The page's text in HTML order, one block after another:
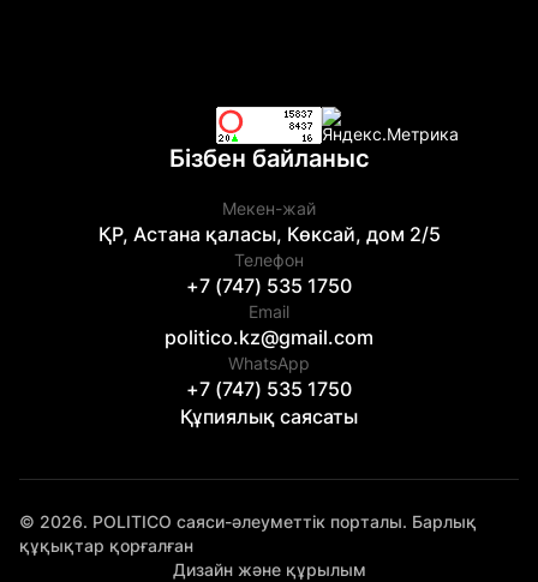
Бізбен байланыс
Мекен-жай
ҚР, Астана қаласы, Көксай, дом 2/5
Телефон
+7 (747) 535 1750
Email
politico.kz@gmail.com
WhatsApp
+7 (747) 535 1750
Құпиялық саясаты
© 2026. POLITICO саяси-әлеуметтік порталы. Барлық
құқықтар қорғалған
Дизайн және құрылым